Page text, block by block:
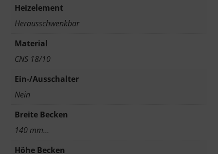
Heizelement
Herausschwenkbar
Material
CNS 18/10
Ein-/Ausschalter
Nein
Breite Becken
140 mm…
Höhe Becken